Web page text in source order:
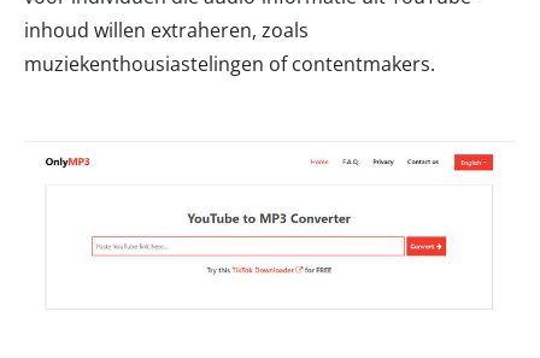
inhoud willen extraheren, zoals
muziekenthousiastelingen of contentmakers.